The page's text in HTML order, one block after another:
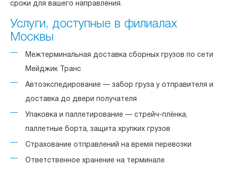
сроки для вашего направления.
Услуги, доступные в филиалах
Москвы
Межтерминальная доставка сборных грузов по сети
Мейджик Транс
Автоэкспедирование — забор груза у отправителя и
доставка до двери получателя
Упаковка и паллетирование — стрейч-плёнка,
паллетные борта, защита хрупких грузов
Страхование отправлений на время перевозки
Ответственное хранение на терминале